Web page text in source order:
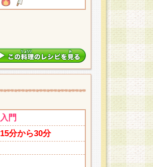
入門
15分から30分